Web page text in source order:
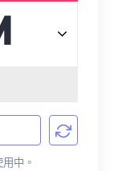
中。